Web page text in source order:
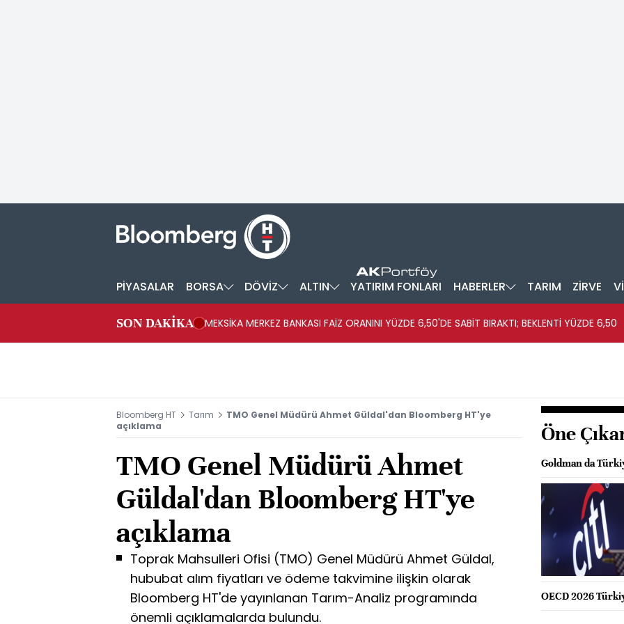
PİYASALAR BORSA DÖVİZ ALTIN YATIRIM FONLARI HABERLER TARIM ZİRVE
SON DAKİKA MEKSİKA MERKEZ BANKASI FAİZ ORANINI YÜZDE 6,50'DE SABİT BIRAKTI; BEKLENTİ YÜZDE 6,50
Bloomberg HT Tarım
TMO Genel Müdürü Ahmet Güldal'dan Bloomberg HT'ye
açıklama
TMO Genel Müdürü Ahmet
Güldal'dan Bloomberg HT'ye
açıklama
Toprak Mahsulleri Ofisi (TMO) Genel Müdürü Ahmet Güldal,
hububat alım fiyatları ve ödeme takvimine ilişkin olarak
Bloomberg HT'de yayınlanan Tarım-Analiz programında
önemli açıklamalarda bulundu.
Öne
Goldman da
OECD 2026